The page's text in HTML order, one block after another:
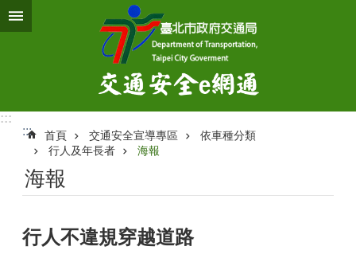
跳到主要內容區塊
:::
:::
首頁 交通安全宣導專區
依車種分類
行人及年長者
海報
海報
行人不違規穿越道路